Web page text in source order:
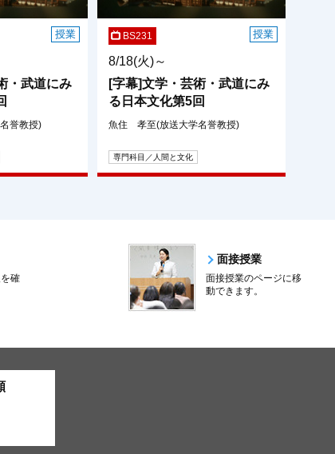
授業
・武道にみ
誉教授)
BS231 授業
8/18(火)～
[字幕]文学・芸術・武道にみ
る日本文化第5回
魚住 孝至(放送大学名誉教授)
専門科目／人間と文化
確
面接授業
面接授業のページに移
動できます。